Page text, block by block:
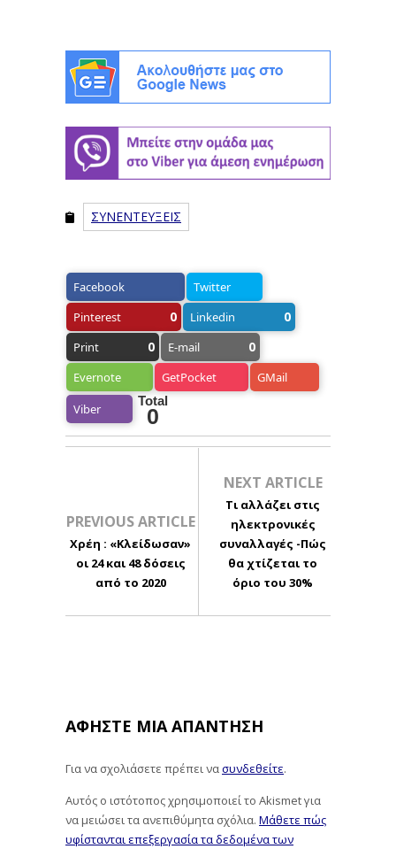
ΣΥΝΕΝΤΕΥΞΕΙΣ
Facebook
Twitter
Pinterest
0 Linkedin 0
Print 0 E-mail 0
Evernote GetPocket GMail
Viber
Total
0
PREVIOUS ARTICLE
Χρέη : «Κλείδωσαν»
οι 24 και 48 δόσεις
από το 2020
NEXT ARTICLE
Τι αλλάζει στις
ηλεκτρονικές
συναλλαγές -Πώς
θα χτίζεται το
όριο του 30%
ΑΦΉΣΤΕ ΜΙΑ ΑΠΆΝΤΗΣΗ
Για να σχολιάσετε πρέπει νασυνδεθείτε.
Αυτός ο ιστότοπος χρησιμοποιεί το Akismet για
να μειώσει τα ανεπιθύμητα σχόλια. Μάθετε πώς
υφίστανται επεξεργασία τα δεδομένα των